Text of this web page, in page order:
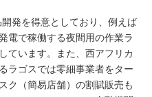
発を得意としており、例えば
電で稼働する夜間用の作業ラ
ています。また、西アフリカ
ラゴスでは零細事業者をター
ク（簡易店舗）の割賦販売も